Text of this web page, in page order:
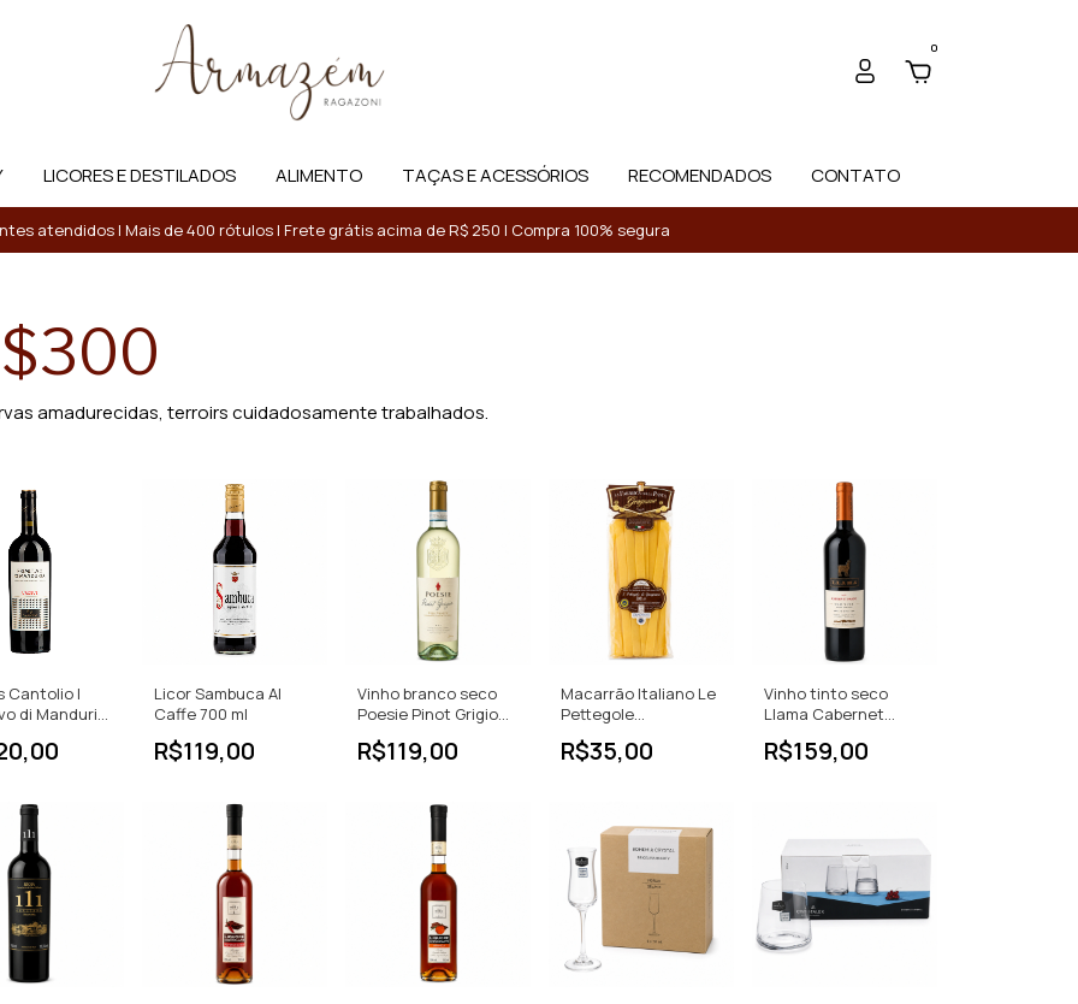
0
LICORES E DESTILADOS ALIMENTO TAÇAS E ACESSÓRIOS RECOMENDADOS CONTATO
atendidos | Mais de 400 rótulos | Frete grátis acima de R$ 250 | Compra 100% segura
amadurecidas, terroirs cuidadosamente trabalhados.
Cantolio |
di Manduria
Seco |
Licor Sambuca Al
Caffe 700 ml
R$119,00
Vinho branco seco
Poesie Pinot Grigio
750ML
R$119,00
Macarrão Italiano Le
Pettegole
Pappardelle Nº 10 -
500g
R$35,00
Vinho tinto seco
Llama Cabernet
Franc 750ML
R$159,00